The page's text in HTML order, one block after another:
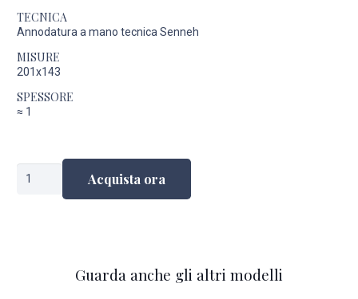
TECNICA
Annodatura a mano tecnica Senneh
MISURE
201x143
SPESSORE
≈ 1
quantità
Acquista ora
Guarda anche gli altri modelli